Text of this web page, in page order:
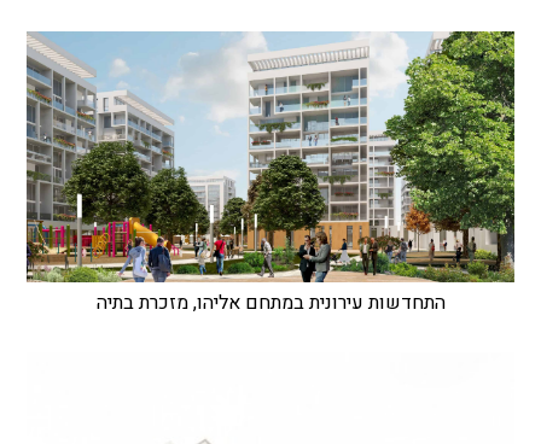
התחדשות עירונית במתחם אליהו, מזכרת בתיה